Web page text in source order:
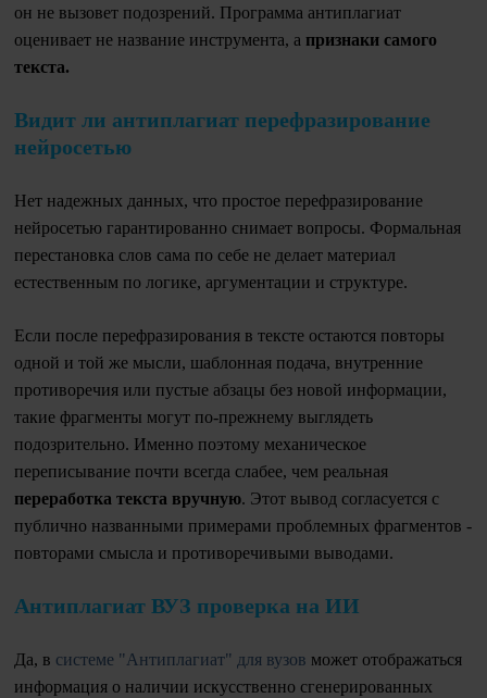
он не вызовет подозрений. Программа антиплагиат
оценивает не название инструмента, а признаки самого
текста.
Видит ли антиплагиат перефразирование
нейросетью
Нет надежных данных, что простое перефразирование
нейросетью гарантированно снимает вопросы. Формальная
перестановка слов сама по себе не делает материал
естественным по логике, аргументации и структуре.
Если после перефразирования в тексте остаются повторы
одной и той же мысли, шаблонная подача, внутренние
противоречия или пустые абзацы без новой информации,
такие фрагменты могут по-прежнему выглядеть
подозрительно. Именно поэтому механическое
переписывание почти всегда слабее, чем реальная
переработка текста вручную. Этот вывод согласуется с
публично названными примерами проблемных фрагментов -
повторами смысла и противоречивыми выводами.
Антиплагиат ВУЗ проверка на ИИ
Да, в системе "Антиплагиат" для вузов может отображаться
информация о наличии искусственно сгенерированных